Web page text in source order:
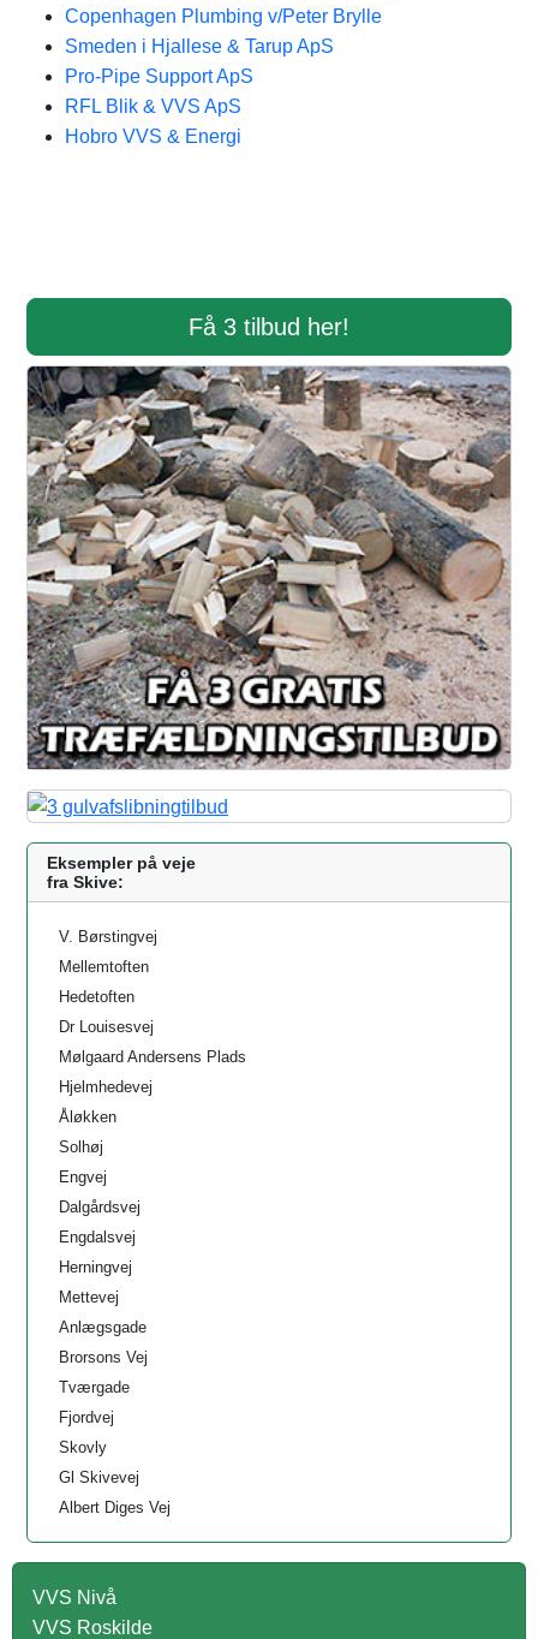
Copenhagen Plumbing v/Peter Brylle
Smeden i Hjallese & Tarup ApS
Pro-Pipe Support ApS
RFL Blik & VVS ApS
Hobro VVS & Energi
Få 3 tilbud her!
Eksempler på veje
fra Skive:
V. Børstingvej
Mellemtoften
Hedetoften
Dr Louisesvej
Mølgaard Andersens Plads
Hjelmhedevej
Åløkken
Solhøj
Engvej
Dalgårdsvej
Engdalsvej
Herningvej
Mettevej
Anlægsgade
Brorsons Vej
Tværgade
Fjordvej
Skovly
Gl Skivevej
Albert Diges Vej
VVS Nivå
VVS Roskilde